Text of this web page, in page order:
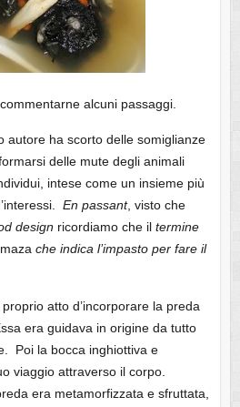
alcuni passaggi.
autore ha scorto delle somiglianze
delle mute degli animali
intese come un insieme più
En passant, visto che
design ricordiamo che il termine
mazache indica l’impasto per fare il
atto d’incorporare la preda
era guidava in origine da tutto
Poi la bocca inghiottiva e
viaggio attraverso il corpo.
era metamorfizzata e sfruttata,